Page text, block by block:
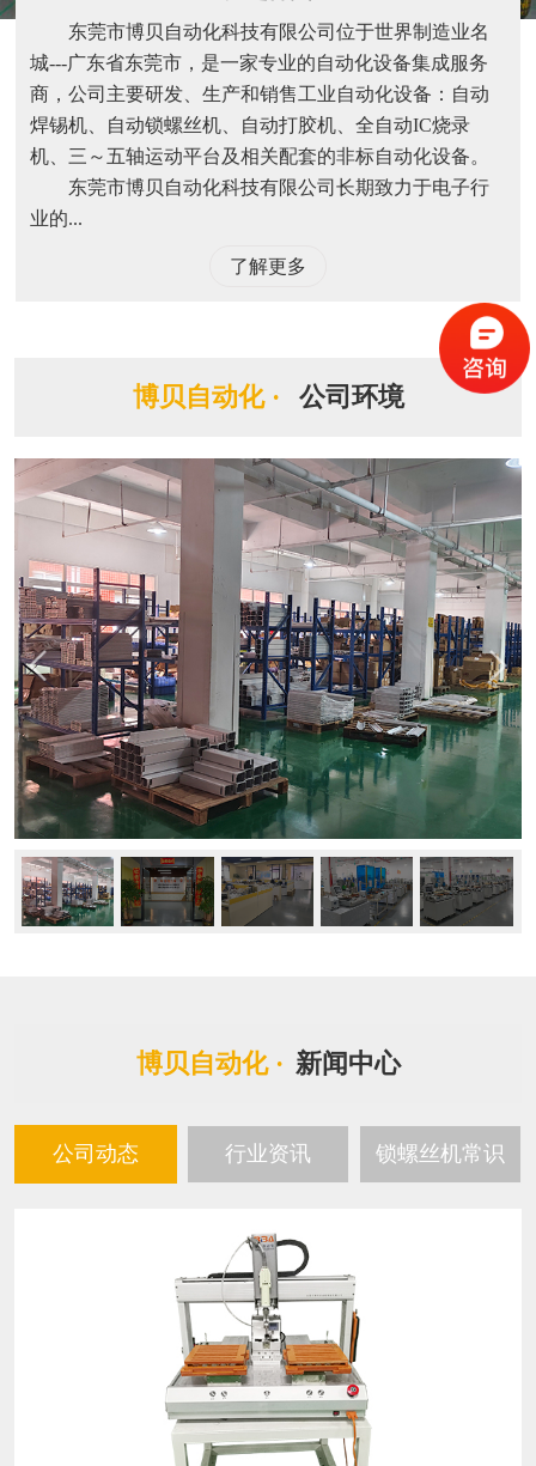
东莞市博贝自动化科技有限公司位于世界制造业名
城---广东省东莞市，是一家专业的自动化设备集成服务
商，公司主要研发、生产和销售工业自动化设备：自动
焊锡机、自动锁螺丝机、自动打胶机、全自动IC烧录
机、三～五轴运动平台及相关配套的非标自动化设备。
东莞市博贝自动化科技有限公司长期致力于电子行
业的...
了解更多
博贝自动化 · 公司环境
博贝自动化 · 新闻中心
公司动态 行业资讯 锁螺丝机常识